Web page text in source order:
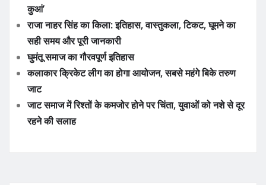
कुआं’
राजा नाहर सिंह का किला: इतिहास, वास्तुकला, टिकट, घूमने का
सही समय और पूरी जानकारी
घुमंतू समाज का गौरवपूर्ण इतिहास
कलाकार क्रिकेट लीग का होगा आयोजन, सबसे महंगे बिके तरुण
जाट
जाट समाज में रिश्तों के कमजोर होने पर चिंता, युवाओं को नशे से दूर
रहने की सलाह